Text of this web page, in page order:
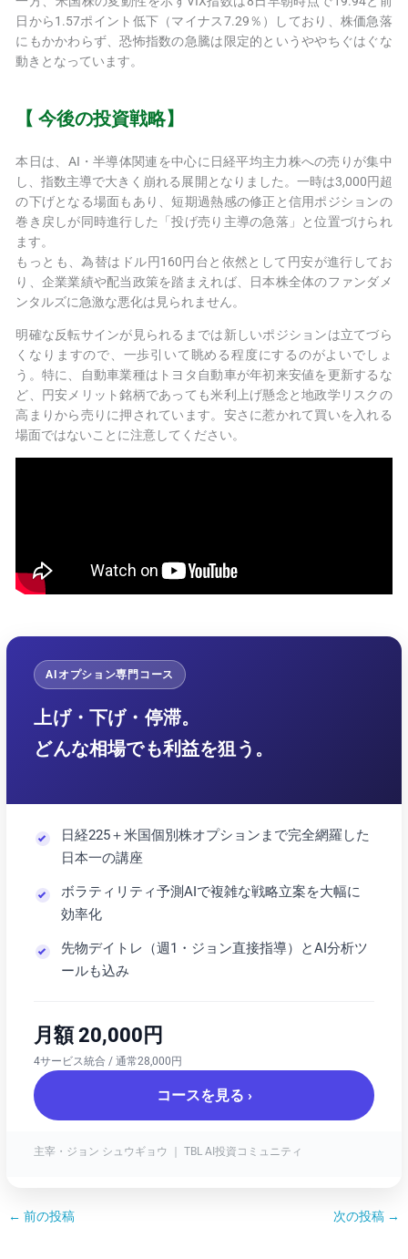
日から1.57ポイント低下（マイナス7.29％）しており、株価急落
にもかかわらず、恐怖指数の急騰は限定的というややちぐはぐな
動きとなっています。
【 今後の投資戦略】
本日は、AI・半導体関連を中心に日経平均主力株への売りが集中
し、指数主導で大きく崩れる展開となりました。一時は3,000円超
の下げとなる場面もあり、短期過熱感の修正と信用ポジションの
巻き戻しが同時進行した「投げ売り主導の急落」と位置づけられ
ます。
もっとも、為替はドル円160円台と依然として円安が進行してお
り、企業業績や配当政策を踏まえれば、日本株全体のファンダメ
ンタルズに急激な悪化は見られません。
明確な反転サインが見られるまでは新しいポジションは立てづら
くなりますので、一歩引いて眺める程度にするのがよいでしょ
う。特に、自動車業種はトヨタ自動車が年初来安値を更新するな
ど、円安メリット銘柄であっても米利上げ懸念と地政学リスクの
高まりから売りに押されています。安さに惹かれて買いを入れる
場面ではないことに注意してください。
AIオプション専門コース
上げ・下げ・停滞。
どんな相場でも利益を狙う。
日経225＋米国個別株オプションまで完全網羅した
日本一の講座
ボラティリティ予測AIで複雑な戦略立案を大幅に
効率化
先物デイトレ（週1・ジョン直接指導）とAI分析ツ
ールも込み
月額 20,000円
4サービス統合 / 通常28,000円
コースを見る ›
主宰・ジョン シュウギョウ ｜ TBL AI投資コミュニティ
← 前の投稿 次の投稿 →